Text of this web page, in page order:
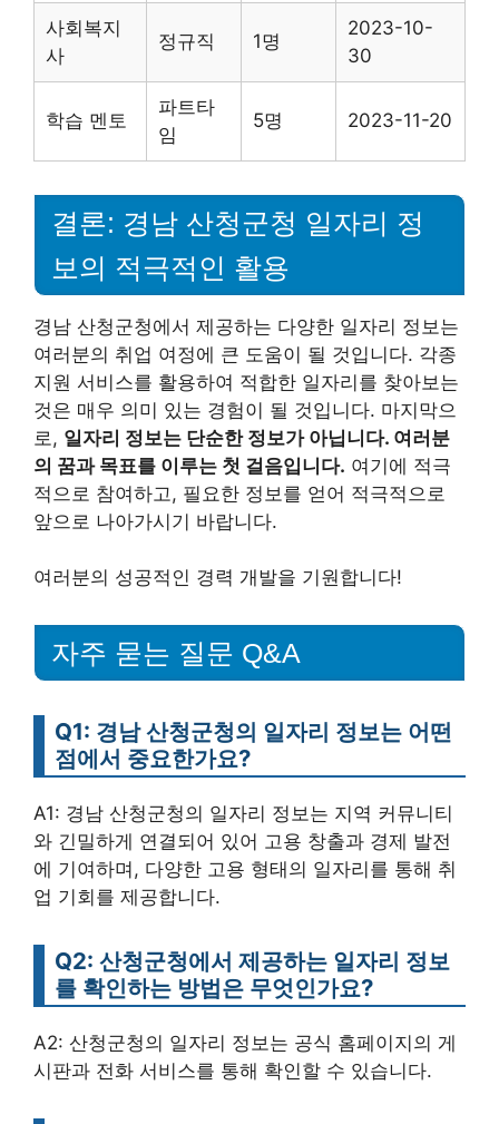
사회복지
사
정규직 1명
2023-10-
30
학습 멘토
파트타
임
5명 2023-11-20
결론: 경남 산청군청 일자리 정
보의 적극적인 활용
경남 산청군청에서 제공하는 다양한 일자리 정보는
여러분의 취업 여정에 큰 도움이 될 것입니다. 각종
지원 서비스를 활용하여 적합한 일자리를 찾아보는
것은 매우 의미 있는 경험이 될 것입니다. 마지막으
로, 일자리 정보는 단순한 정보가 아닙니다. 여러분
의 꿈과 목표를 이루는 첫 걸음입니다. 여기에 적극
적으로 참여하고, 필요한 정보를 얻어 적극적으로
앞으로 나아가시기 바랍니다.
여러분의 성공적인 경력 개발을 기원합니다!
자주 묻는 질문 Q&A
Q1: 경남 산청군청의 일자리 정보는 어떤
점에서 중요한가요?
A1: 경남 산청군청의 일자리 정보는 지역 커뮤니티
와 긴밀하게 연결되어 있어 고용 창출과 경제 발전
에 기여하며, 다양한 고용 형태의 일자리를 통해 취
업 기회를 제공합니다.
Q2: 산청군청에서 제공하는 일자리 정보
를 확인하는 방법은 무엇인가요?
A2: 산청군청의 일자리 정보는 공식 홈페이지의 게
시판과 전화 서비스를 통해 확인할 수 있습니다.